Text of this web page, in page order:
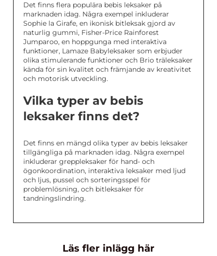
Det finns flera populära bebis leksaker på
marknaden idag. Några exempel inkluderar
Sophie la Girafe, en ikonisk bitleksak gjord av
naturlig gummi, Fisher-Price Rainforest
Jumparoo, en hoppgunga med interaktiva
funktioner, Lamaze Babyleksaker som erbjuder
olika stimulerande funktioner och Brio träleksaker
kända för sin kvalitet och främjande av kreativitet
och motorisk utveckling.
Vilka typer av bebis
leksaker finns det?
Det finns en mängd olika typer av bebis leksaker
tillgängliga på marknaden idag. Några exempel
inkluderar greppleksaker för hand- och
ögonkoordination, interaktiva leksaker med ljud
och ljus, pussel och sorteringsspel för
problemlösning, och bitleksaker för
tandningslindring.
Läs fler inlägg här